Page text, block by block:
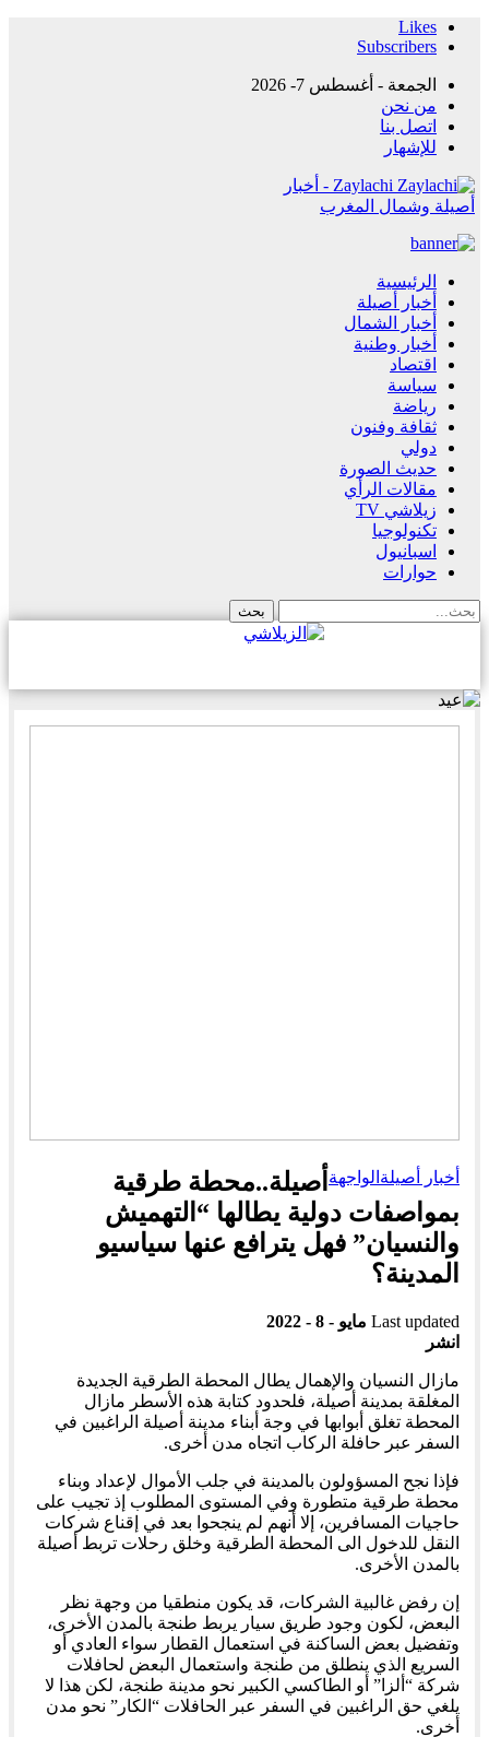
Likes
Subscribers
الجمعة - أغسطس 7- 2026
من نحن
اتصل بنا
للإشهار
Zaylachi - أخبار
أصيلة وشمال المغرب
الرئيسية
أخبار أصيلة
أخبار الشمال
أخبار وطنية
اقتصاد
سياسة
رياضة
ثقافة وفنون
دولي
حديث الصورة
مقالات الرأي
زيلاشي TV
تكنولوجيا
اسبانيول
حوارات
أخبار أصيلة الواجهة أصيلة..محطة طرقية
بمواصفات دولية يطالها “التهميش
والنسيان” فهل يترافع عنها سياسيو
المدينة؟
Last updated مايو - 8 - 2022
انشر
مازال النسيان والإهمال يطال المحطة الطرقية الجديدة
المغلقة بمدينة أصيلة، فلحدود كتابة هذه الأسطر مازال
المحطة تغلق أبوابها في وجة أبناء مدينة أصيلة الراغبين في
السفر عبر حافلة الركاب اتجاه مدن أخرى.
فإذا نجح المسؤولون بالمدينة في جلب الأموال لإعداد وبناء
محطة طرقية متطورة وفي المستوى المطلوب إذ تجيب على
حاجيات المسافرين، إلا أنهم لم ينجحوا بعد في إقناع شركات
النقل للدخول الى المحطة الطرقية وخلق رحلات تربط أصيلة
بالمدن الأخرى.
إن رفض غالبية الشركات، قد يكون منطقيا من وجهة نظر
البعض، لكون وجود طريق سيار يربط طنجة بالمدن الأخرى،
وتفضيل بعض الساكنة في استعمال القطار سواء العادي أو
السريع الذي ينطلق من طنجة واستعمال البعض لحافلات
شركة “ألزا” أو الطاكسي الكبير نحو مدينة طنجة، لكن هذا لا
يلغي حق الراغبين في السفر عبر الحافلات “الكار” نحو مدن
أخرى.